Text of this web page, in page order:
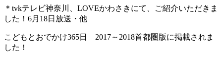
＊tvkテレビ神奈川、LOVEかわさきにて、ご紹介いただきま
した！6月18日放送・他
こどもとおでかけ365日 2017～2018首都圏版に掲載されま
した！